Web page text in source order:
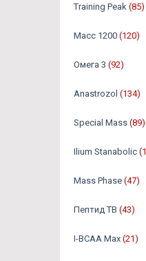
Training Peak (85)
Масс 1200 (120)
Омега 3 (92)
Аnastrozol (134)
Special Mass (89)
Ilium Stanabolic
Mass Phase (47)
Пептид TB (43)
I-BCAA Max (21)